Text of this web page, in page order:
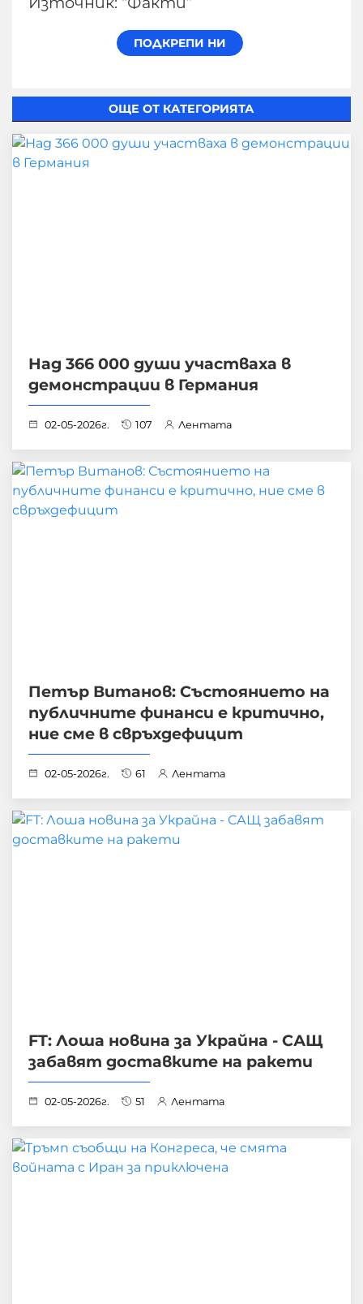
ОЩЕ ОТ КАТЕГОРИЯТА
Над 366 000 души участваха в
демонстрации в Германия
02-05-2026г. 107 Лентата
Петър Витанов: Състоянието на
публичните финанси е критично,
ние сме в свръхдефицит
02-05-2026г. 61 Лентата
FT: Лоша новина за Украйна - САЩ
забавят доставките на ракети
02-05-2026г. 51 Лентата